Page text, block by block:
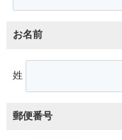
お名前
姓
郵便番号